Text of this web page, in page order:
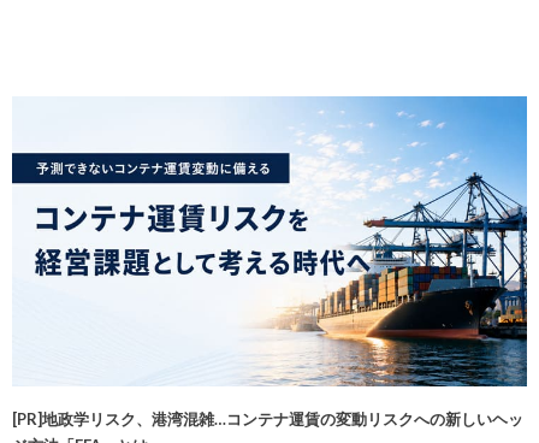
[PR]地政学リスク、港湾混雑…コンテナ運賃の変動リスクへの新しいヘッ